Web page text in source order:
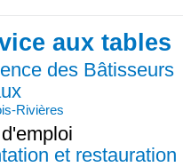
aux tables
des Bâtisseurs
Rivières
et restauration